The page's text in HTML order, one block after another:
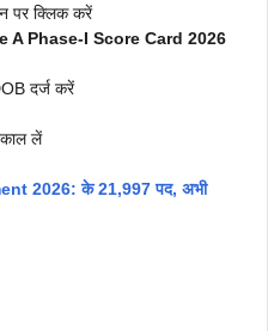
पर क्लिक करें
A Phase-I Score Card 2026
दर्ज करें
लें
2026: के 21,997 पद, अभी